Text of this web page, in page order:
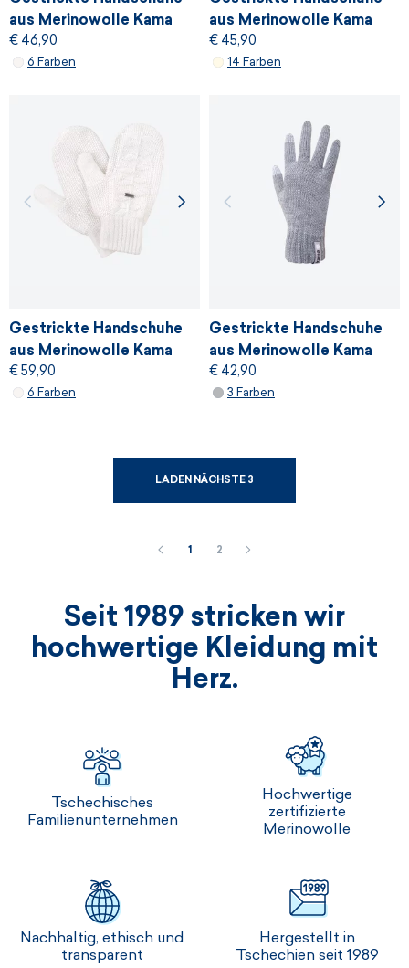
aus Merinowolle Kama
R104
€ 46,90
6 Farben
aus Merinowolle Kama
R102
€ 45,90
14 Farben
Gestrickte Handschuhe
aus Merinowolle Kama
R110
€ 59,90
6 Farben
Gestrickte Handschuhe
aus Merinowolle Kama
R301
€ 42,90
3 Farben
LADEN NÄCHSTE 3
1 2
Seit 1989 stricken wir
hochwertige Kleidung mit
Herz.
Tschechisches
Familienunternehmen
Hochwertige
zertifizierte
Merinowolle
Nachhaltig, ethisch und
transparent
Hergestellt in
Tschechien seit 1989